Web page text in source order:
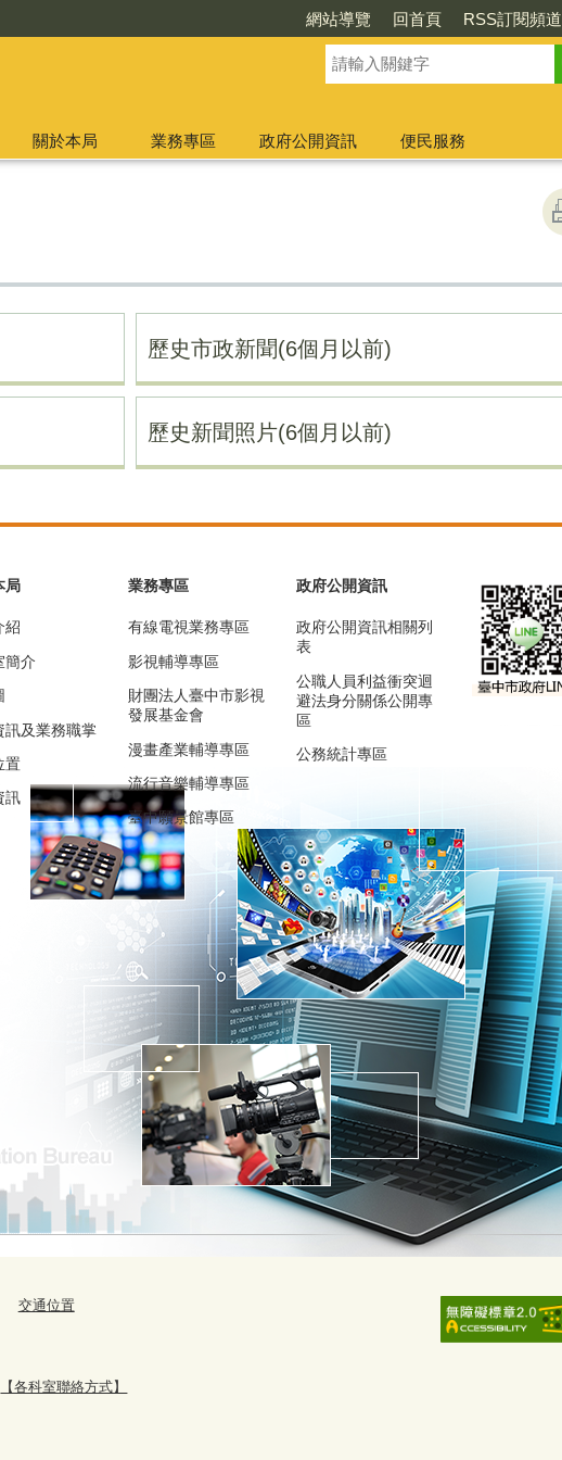
網站導覽 回首頁 RSS訂閱頻道
關於本局 業務專區 政府公開資訊
便民服務
歷史市政新聞(6個月以前)
歷史新聞照片(6個月以前)
局
紹
簡介
訊及業務職掌
置
訊
業務專區
有線電視業務專區
影視輔導專區
財團法人臺中市影視
發展基金會
漫畫產業輔導專區
流行音樂輔導專區
臺中願景館專區
政府公開資訊
政府公開資訊相關列
表
公職人員利益衝突迴
避法身分關係公開專
區
公務統計專區
交通位置
【各科室聯絡方式】